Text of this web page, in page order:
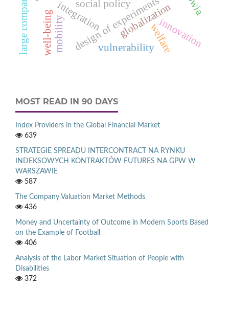
design of experiments
integration globalizationinnovation
large companies social policy
welfare
well-being vulnerability
mobility
MOST READ IN 90 DAYS
Index Providers in the Global Financial Market
639
STRATEGIE SPREADU INTERCONTRACT NA RYNKU
INDEKSOWYCH KONTRAKTÓW FUTURES NA GPW W
WARSZAWIE
587
The Company Valuation Market Methods
436
Money and Uncertainty of Outcome in Modern Sports Based
on the Example of Football
406
Analysis of the Labor Market Situation of People with
Disabilities
372